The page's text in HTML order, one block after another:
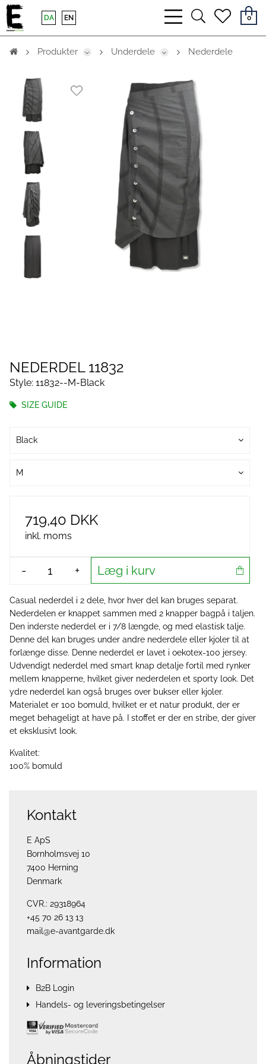
bars
light
searchheart
0
DA EN
Produkter Underdele Nederdele
NEDERDEL 11832
Style: 11832--M-Black
SIZE GUIDE
Black
M
719,40 DKK
inkl. moms
- + Læg i kurv
Casual nederdel i 2 dele, hvor hver del kan bruges separat.
Nederdelen er knappet sammen med 2 knapper bagpå i taljen.
Den inderste nederdel er i 7/8 længde, og med elastisk talje.
Denne del kan bruges under andre nederdele eller kjoler til at
forlænge disse. Denne nederdel er lavet i oekotex-100 jersey.
Udvendigt nederdel med smart knap detalje fortil med rynker
mellem knapperne, hvilket giver nederdelen et sporty look. Det
ydre nederdel kan også bruges over bukser eller kjoler.
Materialet er 100 bomuld, hvilket er et natur produkt, der er
meget behageligt at have på. I stoffet er der en stribe, der giver
et eksklusivt look.
Kvalitet:
100% bomuld
Kontakt
E ApS
Bornholmsvej 10
7400 Herning
Denmark
CVR.: 29318964
+45 70 26 13 13
mail@e-avantgarde.dk
Information
B2B Login
Handels- og leveringsbetingelser
Åbningstider